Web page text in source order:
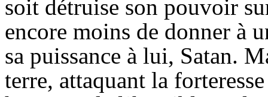
soit détruise son pouvoir
encore moins de donner à
sa puissance à lui, Satan.
terre, attaquant la